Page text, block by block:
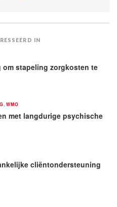
IN
om stapeling zorgkosten te
,WMO
met langdurige psychische
cliëntondersteuning